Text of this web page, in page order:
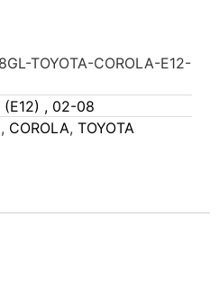
TOYOTA-COROLA-E12-
(E12) , 02-08
, COROLA, TOYOTA